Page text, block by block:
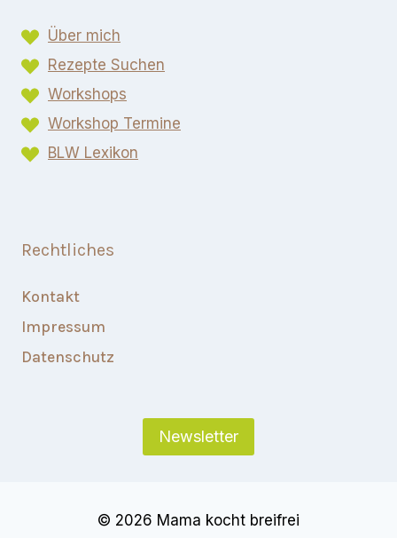
Über mich
Rezepte Suchen
Workshops
Workshop Termine
BLW Lexikon​
Rechtliches
Kontakt
Impressum
Datenschutz
Newsletter
© 2026 Mama kocht breifrei